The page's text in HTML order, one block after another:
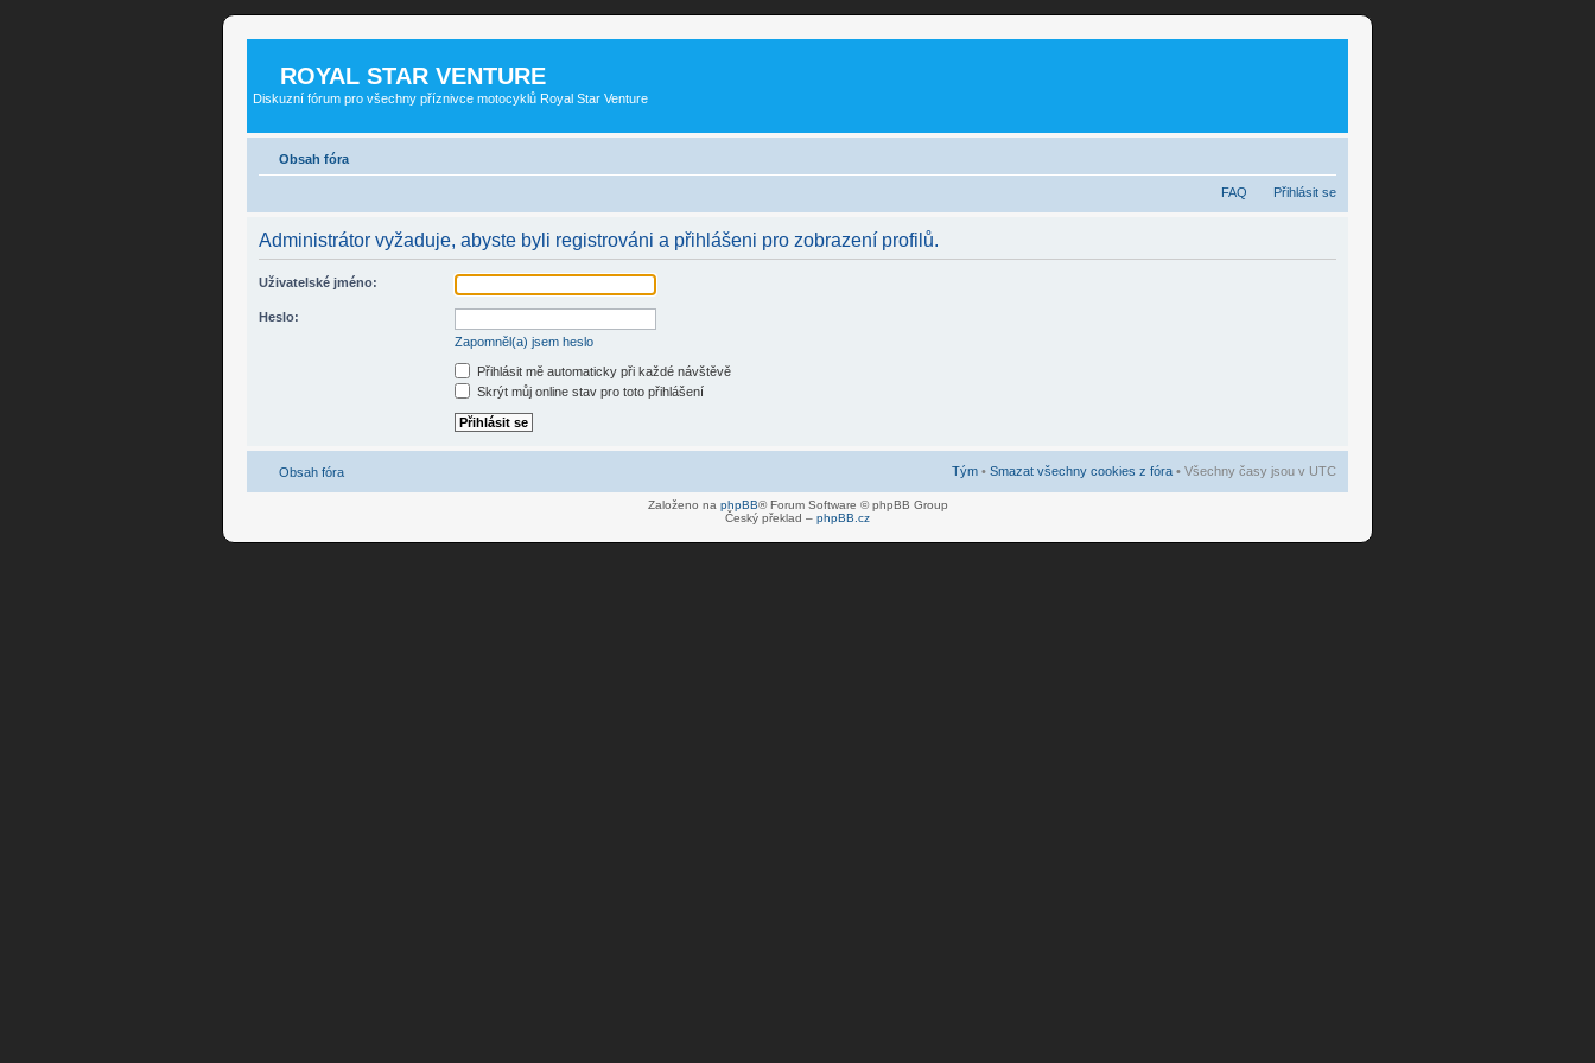
ROYAL STAR VENTURE
Diskuzní fórum pro všechny příznivce motocyklů Royal Star Venture
Obsah fóra
FAQ Přihlásit se
Administrátor vyžaduje, abyste byli registrováni a přihlášeni pro zobrazení profilů.
Uživatelské jméno:
Heslo:
Zapomněl(a) jsem heslo
Přihlásit mě automaticky při každé návštěvě
Skrýt můj online stav pro toto přihlášení
Obsah fóra Tým • Smazat všechny cookies z fóra • Všechny časy jsou v UTC
Založeno na phpBB® Forum Software © phpBB Group
Český překlad – phpBB.cz